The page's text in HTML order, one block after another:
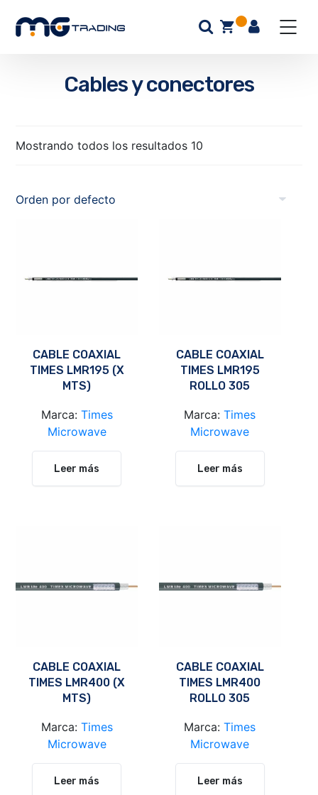
Cables y conectores
Mostrando todos los resultados 10
CABLE COAXIAL
TIMES LMR195 (X
MTS)
Marca: Times
Microwave
Leer más
CABLE COAXIAL
TIMES LMR195
ROLLO 305
Marca:Times
Microwave
Leer más
CABLE COAXIAL
TIMES LMR400 (X
MTS)
Marca: Times
Microwave
Leer más
CABLE COAXIAL
TIMES LMR400
ROLLO 305
Marca:Times
Microwave
Leer más